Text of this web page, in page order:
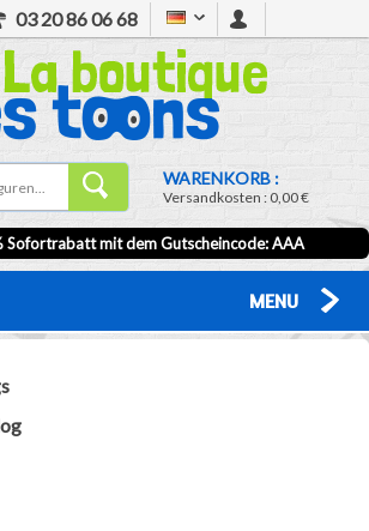
03 20 86 06 68
WARENKORB :
Versandkosten :0,00 €
Sofortrabatt mit dem Gutscheincode:AAA
MENU